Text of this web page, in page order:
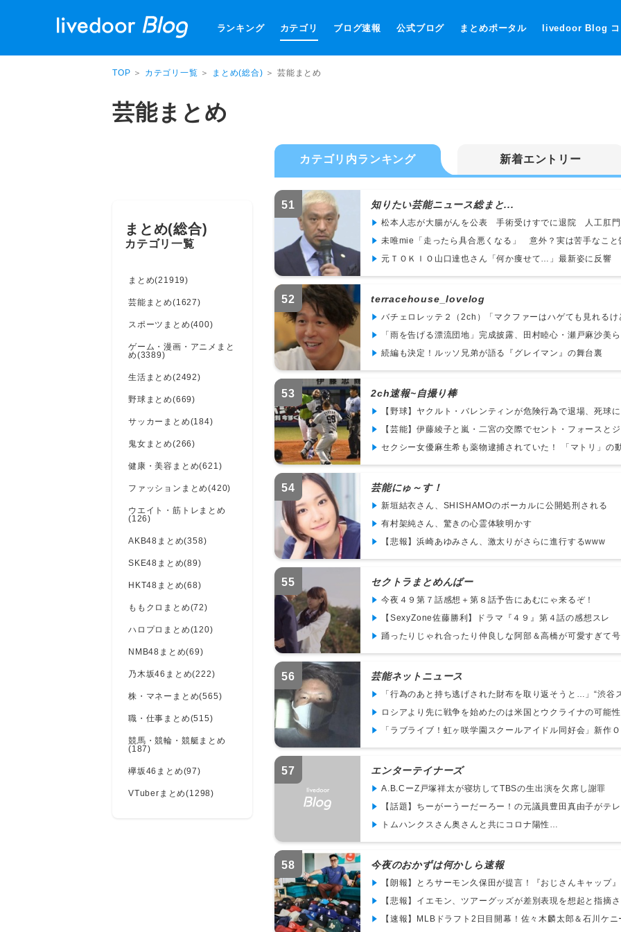
ランキング カテゴリ ブログ速報 公式ブログ まとめポータル livedoor Blog コ
TOP ＞ カテゴリ一覧 ＞ まとめ(総合) ＞ 芸能まとめ
芸能まとめ
まとめ(総合)
カテゴリ一覧
まとめ(21919)
芸能まとめ(1627)
スポーツまとめ(400)
ゲーム・漫画・アニメまと
め(3389)
生活まとめ(2492)
野球まとめ(669)
サッカーまとめ(184)
鬼女まとめ(266)
健康・美容まとめ(621)
ファッションまとめ(420)
ウエイト・筋トレまとめ
(126)
AKB48まとめ(358)
SKE48まとめ(89)
HKT48まとめ(68)
ももクロまとめ(72)
ハロプロまとめ(120)
NMB48まとめ(69)
乃木坂46まとめ(222)
株・マネーまとめ(565)
職・仕事まとめ(515)
競馬・競輪・競艇まとめ
(187)
欅坂46まとめ(97)
VTuberまとめ(1298)
カテゴリ内ランキング 新着エントリー
51 知りたい芸能ニュース総まと...
松本人志が大腸がんを公表 手術受けすでに退院 人工肛
未唯mie「走ったら具合悪くなる」 意外？実は苦手なこと
元ＴＯＫＩＯ山口達也さん「何か痩せて…」最新姿に反響
52 terracehouse_lovelog
バチェロレッテ２（2ch）「マクファーはハゲても見れるけ
「雨を告げる漂流団地」完成披露、田村睦心・瀬戸麻沙美
続編も決定！ルッソ兄弟が語る『グレイマン』の舞台裏
53 2ch速報~自撮り棒
【野球】ヤクルト・バレンティンが危険行為で退場、死球
【芸能】伊藤綾子と嵐・二宮の交際でセント・フォースと
セクシー女優麻生希も薬物逮捕されていた！ 「マトリ」の
54 芸能にゅ～す！
新垣結衣さん、SHISHAMOのボーカルに公開処刑される
有村架純さん、驚きの心霊体験明かす
【悲報】浜崎あゆみさん、激太りがさらに進行するwww
55 セクトラまとめんばー
今夜４９第７話感想＋第８話予告にあむにゃ来るぞ！
【SexyZone佐藤勝利】ドラマ『４９』第４話の感想スレ
踊ったりじゃれ合ったり仲良しな阿部＆高橋が可愛すぎて
56 芸能ネットニュース
「行為のあと持ち逃げされた財布を取り返そうと…」“渋谷
ロシアより先に戦争を始めたのは米国とウクライナの可能
「ラブライブ！虹ヶ咲学園スクールアイドル同好会」新作
57 エンターテイナーズ
A.B.CーZ戸塚祥太が寝坊してTBSの生出演を欠席し謝罪
【話題】ちーがーうーだーろー！の元議員豊田真由子がテ
トムハンクスさん奥さんと共にコロナ陽性…
58 今夜のおかずは何かしら速報
【朗報】とろサーモン久保田が提言！『おじさんキャップ
【悲報】イエモン、ツアーグッズが差別表現を想起と指摘
【速報】MLBドラフト2日目開幕！佐々木麟太郎＆石川ケ